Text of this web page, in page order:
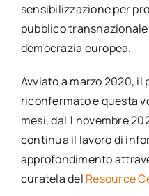
sensibilizzazione per
pubblico
democrazia europea.
Avviato a marzo 2020, il
riconfermato e questa
mesi, dal 1 novembre
continua il lavoro di
approfondimento
curatela del Resource